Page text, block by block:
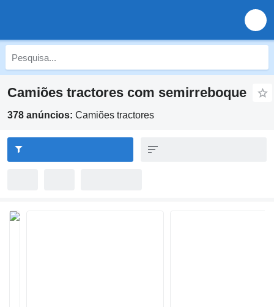
Camiões tractores com semirreboque
378 anúncios: Camiões tractores